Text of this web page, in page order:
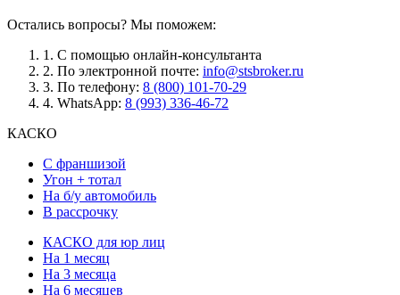
Остались вопросы? Мы поможем:
1. С помощью онлайн-консультанта
2. По электронной почте: info@stsbroker.ru
3. По телефону: 8 (800) 101-70-29
4. WhatsApp: 8 (993) 336-46-72
КАСКО
С франшизой
Угон + тотал
На б/у автомобиль
В рассрочку
КАСКО для юр лиц
На 1 месяц
На 3 месяца
На 6 месяцев